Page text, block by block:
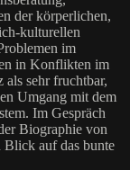
der körperlichen,
kulturellen
im
in Konflikten im
als sehr fruchtbar,
Umgang mit dem
Im Gespräch
Biographie von
Blick auf das bunte